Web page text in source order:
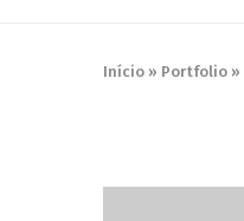
Início » Portfolio »